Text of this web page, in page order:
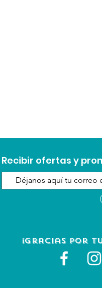
para perros ORIJEN
para brindar la nutrición
Con un 85 %* de
de calidad, esta dieta no
la naturaleza ®
que su perro debe
de pescado y aves de
lo que proporciona una
Recibir ofertas y
¡Gracias por